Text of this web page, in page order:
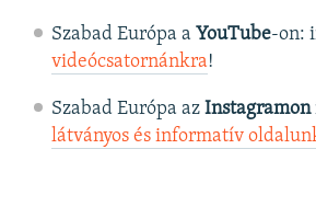
Szabad Európa a YouTube-on:
videócsatornánkra!
Szabad Európa az Instagramon
látványos és informatív